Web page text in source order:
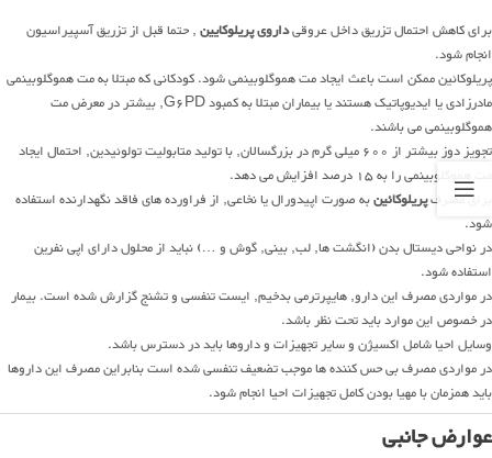
برای کاهش احتمال تزریق داخل عروقیداروی پریلوکایین, حتما قبل از تزریق آسپیراسیون
انجام شود.
پریلوکائین ممکن است باعث ایجاد مت هموگلوبینمی شود. کودکانی که مبتلا به مت هموگلوبینمی
مادرزادی یا ایدیوپاتیک هستند یا بیماران مبتلا به کمبود G6PD, بیشتر در معرض مت
هموگلوبینمی می باشند.
تجویز دوز بیشتر از 600 میلی گرم در بزرگسالان, با تولید متابولیت تولوئیدین, احتمال ایجاد
مت هموگلوبینمی را به 15 درصد افزایش می دهد.
برای مصرفپریلوکائینبه صورت اپیدورال یا نخاعی, از فراورده های فاقد نگهدارنده استفاده
شود.
در نواحی دیستال بدن (انگشت ها, لب, بینی, گوش و …) نباید از محلول دارای اپی نفرین
استفاده شود.
در مواردی مصرف این دارو, هایپرترمی بدخیم, ایست تنفسی و تشنج گزارش شده است. بیمار
در خصوص این موارد باید تحت نظر باشد.
وسایل احیا شامل اکسیژن و سایر تجهیزات و داروها باید در دسترس باشد.
در مواردی مصرف بی حس کننده ها موجب تضعیف تنفسی شده است بنابراین مصرف این داروها
باید همزمان با مهیا بودن کامل تجهیزات احیا انجام شود.
عوارض جانبی